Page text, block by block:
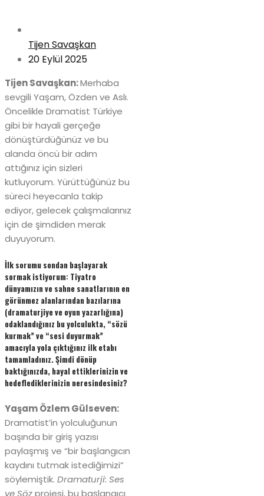
Tijen Savaşkan
20 Eylül 2025
Tijen Savaşkan:Merhaba
sevgili Yaşam, Özden ve Aslı.
Öncelikle Dramatist Türkiye
gibi bir hayali gerçeğe
dönüştürdüğünüz ve bu
alanda öncü bir adım
attığınız için sizleri
kutluyorum. Yürüttüğünüz bu
süreci heyecanla takip
ediyor, gelecek çalışmalarınız
için de şimdiden merak
duyuyorum.
İlk sorumu sondan başlayarak
sormak istiyorum: Tiyatro
dünyamızın ve sahne sanatlarının en
görünmez alanlarından bazılarına
(dramaturjiye ve oyun yazarlığına)
odaklandığınız bu yolculukta, “sözü
kurmak” ve “sesi duyurmak”
amacıyla yola çıktığınız ilk etabı
tamamladınız. Şimdi dönüp
baktığınızda, hayal ettiklerinizin ve
hedeflediklerinizin neresindesiniz?
Yaşam Özlem Gülseven:
Dramatist’in yolculuğunun
başında bir giriş yazısı
paylaşmış ve “bir başlangıcın
kaydını tutmak istediğimizi”
söylemiştik. Dramaturji: Ses